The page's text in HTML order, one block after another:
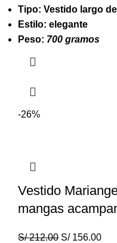
Tipo: Vestido largo
Estilo: elegante
Peso: 700 gramos
-26%
Vestido
mangas
S/212.00 S/156.00